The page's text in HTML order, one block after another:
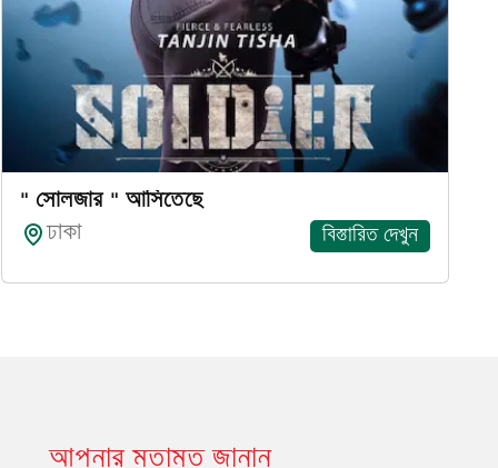
" সোলজার " আসিতেছে
ঢাকা
বিস্তারিত দেখুন
আপনার মতামত জানান